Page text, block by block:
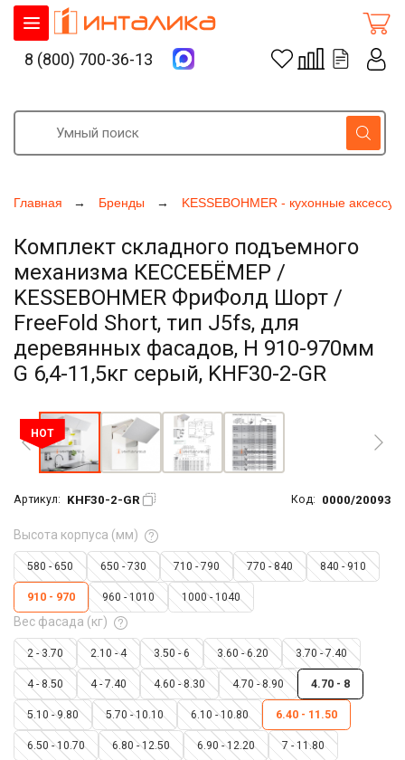
Главная Бренды KESSEBOHMER - кухонные
Комплект складного подъемного
механизма КЕССЕБЁМЕР /
KESSEBOHMER ФриФолд Шорт /
FreeFold Short, тип J5fs, для
деревянных фасадов, H 910-970мм
G 6,4-11,5кг серый, KHF30-2-GR
HOT
Артикул: KHF30-2-GR Код: 0000/20093
Высота корпуса (мм)
580 - 650 650 - 730 710 - 790 770 - 840 840 - 910
910 - 970 960 - 1010 1000 - 1040
Вес фасада (кг)
2 - 3.70 2.10 - 4 3.50 - 6 3.60 - 6.20 3.70 - 7.40
4 - 8.50 4 - 7.40 4.60 - 8.30 4.70 - 8.90 4.70 - 8
5.10 - 9.80 5.70 - 10.10 6.10 - 10.80 6.40 - 11.50
6.50 - 10.70 6.80 - 12.50 6.90 - 12.20 7 - 11.80
8 (800) 700-36-13